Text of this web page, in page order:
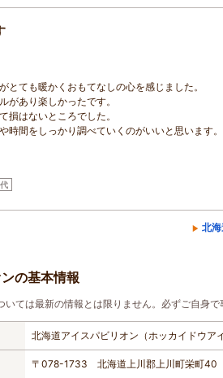
とても暖かくおもてなしの心を感じました。
があり楽しかったです。
損はないところでした。
時間をしっかり調べていくのがいいと思います。
北
の基本情報
ては最新の情報とは限りません。必ずご自身で
北海道アイスパビリオン（ホッカイドウア
〒078-1733 北海道上川郡上川町栄町40